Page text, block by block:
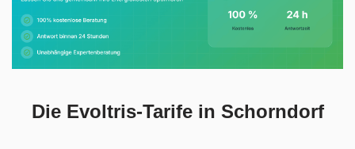
Die Evoltris-Tarife in Schorndorf